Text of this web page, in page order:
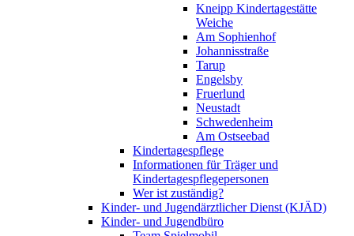
Kneipp Kindertagestätte
Weiche
Am Sophienhof
Johannisstraße
Tarup
Engelsby
Fruerlund
Neustadt
Schwedenheim
Am Ostseebad
Kindertagespflege
Informationen für Träger und
Kindertagespflegepersonen
Wer ist zuständig?
Kinder- und Jugendärztlicher Dienst (KJÄD)
Kinder- und Jugendbüro